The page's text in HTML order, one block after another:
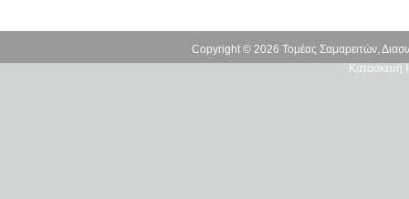
Copyright © 2026 Τομέας Σαμαρειτών,
Κατασκευή